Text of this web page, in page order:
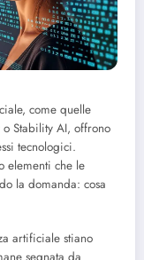
come quelle
Stability AI, offrono
tecnologici.
elementi che le
la domanda: cosa
artificiale stiano